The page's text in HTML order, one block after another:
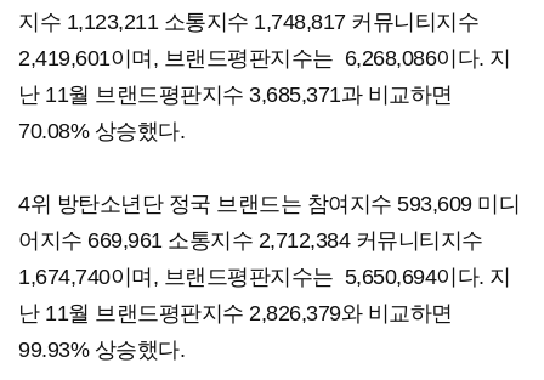
지수 1,123,211 소통지수 1,748,817 커뮤니티지수
2,419,601이며, 브랜드평판지수는 6,268,086이다. 지
난 11월 브랜드평판지수 3,685,371과 비교하면
70.08% 상승했다.​​
4위 방탄소년단 정국 브랜드는 참여지수 593,609 미디
어지수 669,961 소통지수 2,712,384 커뮤니티지수
1,674,740이며, 브랜드평판지수는 5,650,694이다. 지
난 11월 브랜드평판지수 2,826,379와 비교하면
99.93% 상승했다.​​